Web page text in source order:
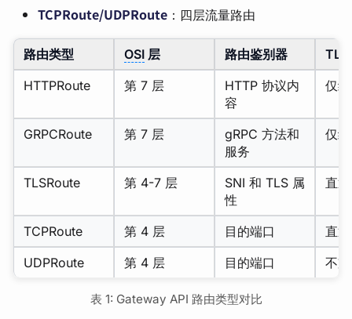
TCPRoute/UDPRoute ：四层流量路由
路由类型 OSI 层 路由鉴别器
TLS
HTTPRoute
第 7 层
HTTP 协议内
容
仅
GRPCRoute 第 7 层
gRPC 方法和
服务
仅
TLSRoute 第 4-7 层
SNI 和 TLS 属
性
直
TCPRoute 第 4 层 目的端口
直
UDPRoute
第 4 层 目的端口 不
表 1: Gateway API 路由类型对比